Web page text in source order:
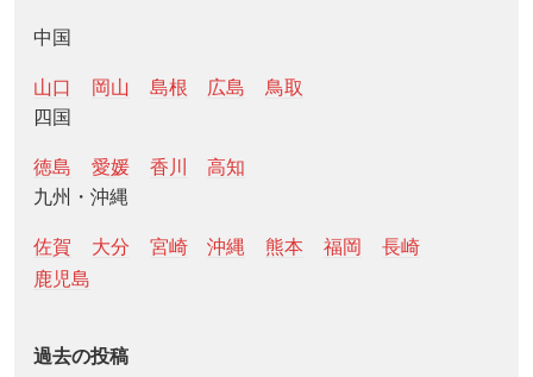
中国
山口 岡山 島根 広島
鳥取
四国
徳島 愛媛 香川
高知
九州・沖縄
佐賀 大分 宮崎 沖縄 熊本 福岡
長崎
鹿児島
過去の投稿